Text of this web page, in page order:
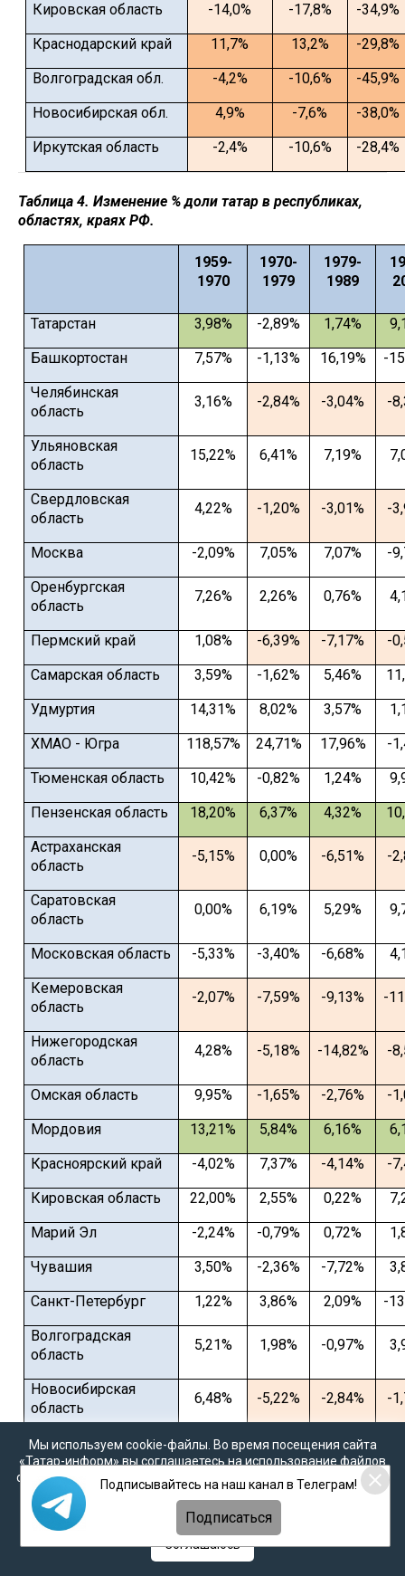
Кировская область
-14,0% -17,8%
-34,9%
Краснодарский край
11,7% 13,2%
-29,8%
Волгоградская обл.
-4,2% -10,6%
-45,9%
Новосибирская обл.
4,9% -7,6%
-38,0%
Иркутская область
-2,4% -10,6% -28,4%
Таблица 4. Изменение % доли татар в республиках,
областях, краях РФ.
1959-
1970
1970-
1979
1979-
1989
Татарстан 3,98% -2,89% 1,74%
Башкортостан
7,57% -1,13% 16,19%
-
Челябинская
область
3,16% -2,84% -3,04% -
Ульяновская
область
15,22% 6,41% 7,19%
Свердловская
область
4,22% -1,20% -3,01% -
Москва -2,09% 7,05% 7,07%
-
Оренбургская
область
7,26% 2,26% 0,76%
Пермский край 1,08% -6,39% -7,17%
-
Самарская область
3,59% -1,62% 5,46%
Удмуртия
14,31% 8,02% 3,57%
ХМАО - Югра
118,57% 24,71% 17,96%
-
Тюменская область
10,42% -0,82% 1,24%
Пензенская область
18,20% 6,37% 4,32%
Астраханская
область
-5,15% 0,00% -6,51% -
Саратовская
область
0,00% 6,19% 5,29%
Московская область -5,33% -3,40% -6,68%
Кемеровская
область
-2,07% -7,59% -9,13% -
Нижегородская
область
4,28% -5,18% -14,82% -
Омская область 9,95% -1,65% -2,76%
-
Мордовия
13,21% 5,84% 6,16%
Красноярский край
-4,02% 7,37% -4,14%
-
Кировская область
22,00% 2,55% 0,22%
Марий Эл
-2,24% -0,79% 0,72%
Чувашия
3,50% -2,36% -7,72%
Санкт-Петербург
1,22% 3,86% 2,09%
-
Волгоградская
область
5,21% 1,98% -0,97%
Новосибирская
область
6,48% -5,22% -2,84% -
ЯНАО -8,20% -7,39% -0,93%
Иркутская область
-9,70% -13,58%
-
Краснодарский край
142,86% 29,41%
Таблица 5. Корректированные итоги переписи 2010
Мы используем cookie-файлы. Во время посещения сайта
«Татар-информ» вы соглашаетесь на использование файлов
cookie в соответствии с настоящим уведомлением, согласием
наобработку персональных данных,Политикой о
персональных данных
Политикой конфиденциальности
Соглашаюсь
Подписывайтесь на наш канал в Телеграм!
Подписаться